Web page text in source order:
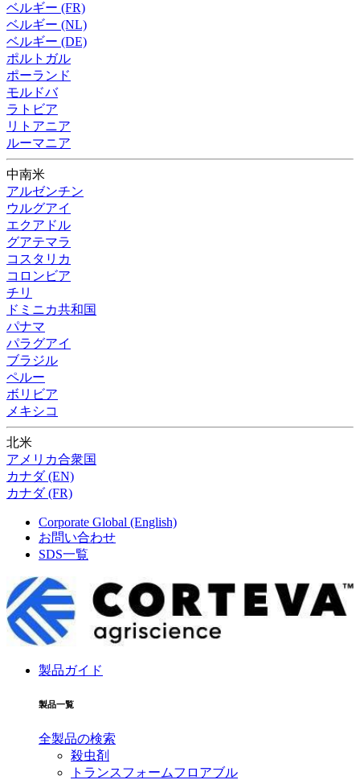
ベルギー (FR)
ベルギー (NL)
ベルギー (DE)
ポルトガル
ポーランド
モルドバ
ラトビア
リトアニア
ルーマニア
中南米
アルゼンチン
ウルグアイ
エクアドル
グアテマラ
コスタリカ
コロンビア
チリ
ドミニカ共和国
パナマ
パラグアイ
ブラジル
ペルー
ボリビア
メキシコ
北米
アメリカ合衆国
カナダ (EN)
カナダ (FR)
Corporate Global (English)
お問い合わせ
SDS一覧
製品ガイド
製品一覧
全製品の検索
殺虫剤
トランスフォームフロアブル